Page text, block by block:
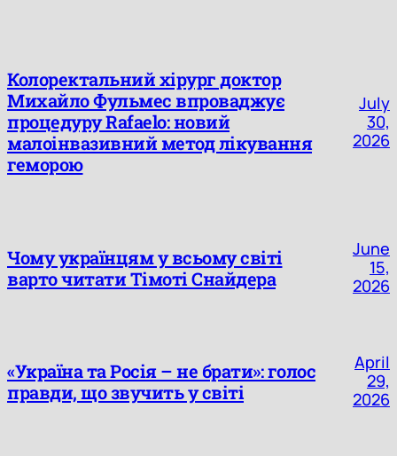
Колоректальний хірург доктор
Михайло Фульмес впроваджує
процедуру Rafaelo: новий
малоінвазивний метод лікування
геморою
July
30,
2026
Чому українцям у всьому світі
варто читати Тімоті Снайдера
June
15,
2026
«Україна та Росія – не брати»: голос
правди, що звучить у світі
April
29,
2026